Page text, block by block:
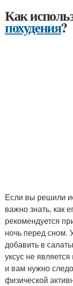
Как
похудения?
Если вы решили
важно знать, как
рекомендуется
ночь перед сном.
добавить в
уксус не
и вам нужно
физической